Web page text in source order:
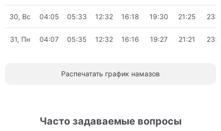
30, Вс 04:05 05:33 12:32 16:18 19:30 21:25
31, Пн 04:07 05:35 12:32 16:16 19:27 21:21
Распечатать график намазов
Часто задаваемые вопросы